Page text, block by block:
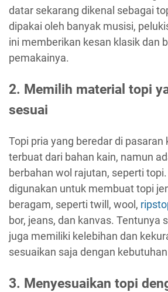
datar sekarang dikenal sebagai
dipakai oleh banyak musisi,
ini memberikan kesan klasik dan
pemakainya.
2. Memilih material topi
sesuai
Topi pria yang beredar di pasaran
terbuat dari bahan kain, namun
berbahan wol rajutan, seperti
digunakan untuk membuat topi
beragam, seperti twill, wool,
bor, jeans, dan kanvas. Tentunya
juga memiliki kelebihan dan
sesuaikan saja dengan
3. Menyesuaikan topi